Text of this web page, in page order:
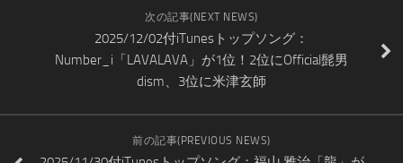
次の記事(NEXT NEWS)
2025/12/02付iTunesトップソング：
Number_i「LAVALAVA」が1位！2位にOfficial髭男
dism、3位に米津玄師
前の記事(PREVIOUS NEWS)